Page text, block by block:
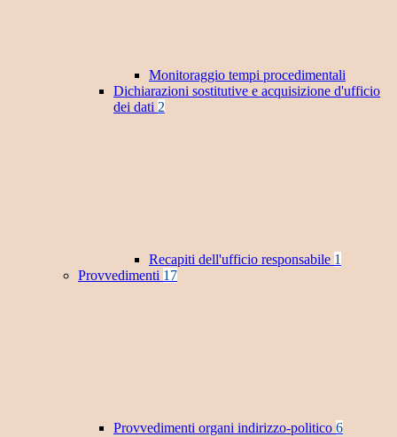
Monitoraggio tempi procedimentali
Dichiarazioni sostitutive e acquisizione d'ufficio
dei dati 2
Recapiti dell'ufficio responsabile 1
Provvedimenti 17
Provvedimenti organi indirizzo-politico 6